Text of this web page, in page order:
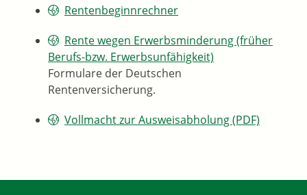
Rentenbeginnrechner
Rente wegen Erwerbsminderung (früher
Berufs-bzw. Erwerbsunfähigkeit)
Formulare der Deutschen
Rentenversicherung.
Vollmacht zur Ausweisabholung (PDF)